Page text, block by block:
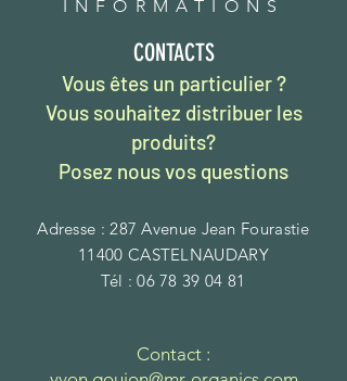
INFORMATIONS
CONTACTS
Vous êtes un particulier ?
Vous souhaitez distribuer les
produits?
Posez nous vos questions
Adresse : 287 Avenue Jean Fourastie
11400 CASTELNAUDARY
Tél :06 78 39 04 81
Contact :